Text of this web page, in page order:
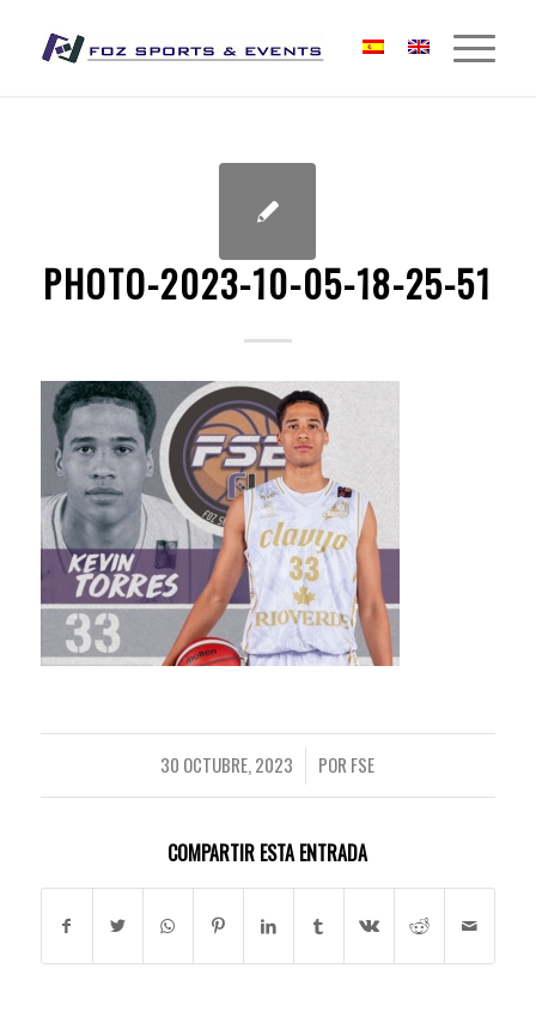
PHOTO-2023-10-05-18-25-51
30 OCTUBRE, 2023
/ POR FSE
COMPARTIR ESTA ENTRADA